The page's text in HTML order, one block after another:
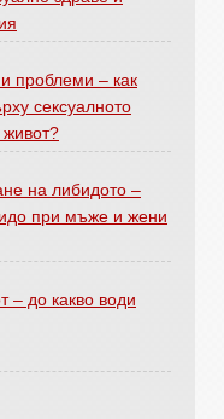
проблеми – как
сексуалното
на либидото –
при мъже и жени
– до какво води